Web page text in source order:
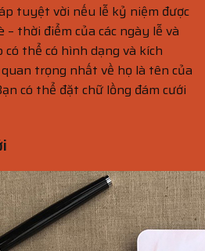
tuyệt vời nếu lễ kỷ niệm được
– thời điểm của các ngày lễ và
thể có hình dạng và kích
trọng nhất về họ là tên của
có thể đặt chữ lồng đám cưới